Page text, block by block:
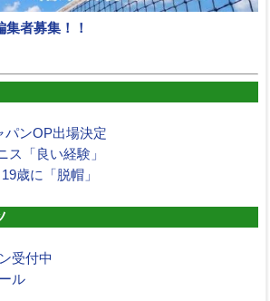
者募集！！
パンOP出場決定
ス「良い経験」
歳に「脱帽」
受付中
ル